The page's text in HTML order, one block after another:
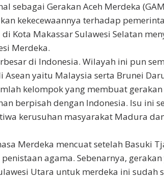
sebagai Gerakan Aceh Merdeka
kekecewaannya terhadap
Kota Makassar Sulawesi Selatan
Merdeka.
di Indonesia. Wilayah ini pun
Asean yaitu Malaysia serta Brunei
kelompok yang membuat
berpisah dengan Indonesia. Isu ini
kerusuhan masyarakat Madura
Merdeka mencuat setelah Basuki
agama. Sebenarnya,
Utara untuk merdeka ini sudah